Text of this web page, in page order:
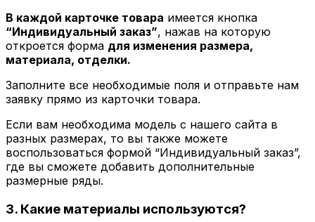
В каждой карточке товара имеется кнопка
“Индивидуальный заказ”, нажав на которую
откроется форма для изменения размера,
материала, отделки.
Заполните все необходимые поля и отправьте нам
заявку прямо из карточки товара.
Если вам необходима модель с нашего сайта в
разных размерах, то вы также можете
воспользоваться формой “Индивидуальный заказ”,
где вы сможете добавить дополнительные
размерные ряды.
3. Какие материалы используются?